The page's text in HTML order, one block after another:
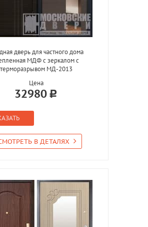
дверь для частного дома
МДФ с зеркалом с
терморазрывом МД-2013
Цена
32980
В ДЕТАЛЯХ